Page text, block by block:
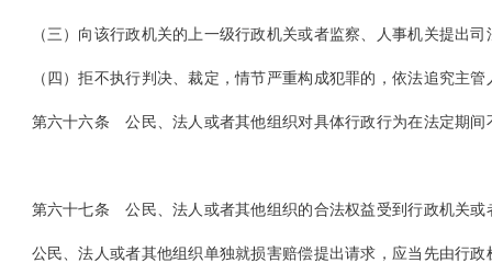
（三）向该行政机关的上一级行政机关或者监察、人事机关提出司
（四）拒不执行判决、裁定，情节严重构成犯罪的，依法追究主管
第六十六条公民、法人或者其他组织对具体行政行为在法定期
第六十七条公民、法人或者其他组织的合法权益受到行政机关
公民、法人或者其他组织单独就损害赔偿提出请求，应当先由行政